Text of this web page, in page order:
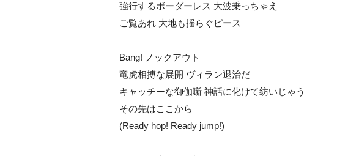
強行するボーダーレス 大波乗っちゃえ
ご覧あれ 大地も揺らぐピース
Bang! ノックアウト
竜虎相搏な展開 ヴィラン退治だ
キャッチーな御伽噺 神話に化けて紡いじゃう
その先はここから
(Ready hop! Ready jump!)